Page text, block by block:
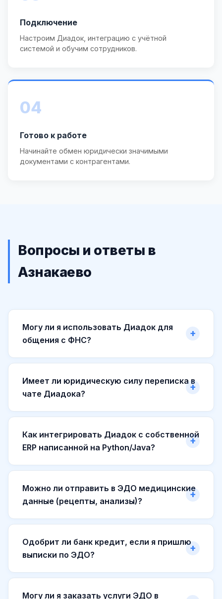
Подключение
Настроим Диадок, интеграцию с учётной
системой и обучим сотрудников.
04
Готово к работе
Начинайте обмен юридически значимыми
документами с контрагентами.
Вопросы и ответы в
Азнакаево
Могу ли я использовать Диадок для
общения с ФНС?
Имеет ли юридическую силу переписка в
чате Диадока?
Как интегрировать Диадок с собственной
ERP написанной на Python/Java?
Можно ли отправить в ЭДО медицинские
данные (рецепты, анализы)?
Одобрит ли банк кредит, если я пришлю
выписки по ЭДО?
Могу ли я заказать услуги ЭДО в